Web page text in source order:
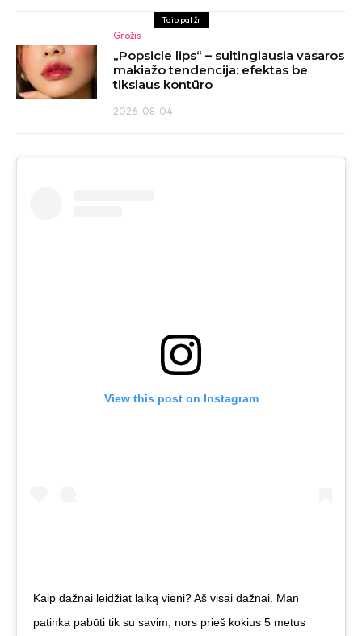
Taip pat žr
Grožis
„Popsicle lips“ – sultingiausia vasaros
makiažo tendencija: efektas be
tikslaus kontūro
2026-08-04
View this post on Instagram
Kaip dažnai leidžiat laiką vieni? Aš visai dažnai. Man
patinka pabūti tik su savim, nors prieš kokius 5 metus